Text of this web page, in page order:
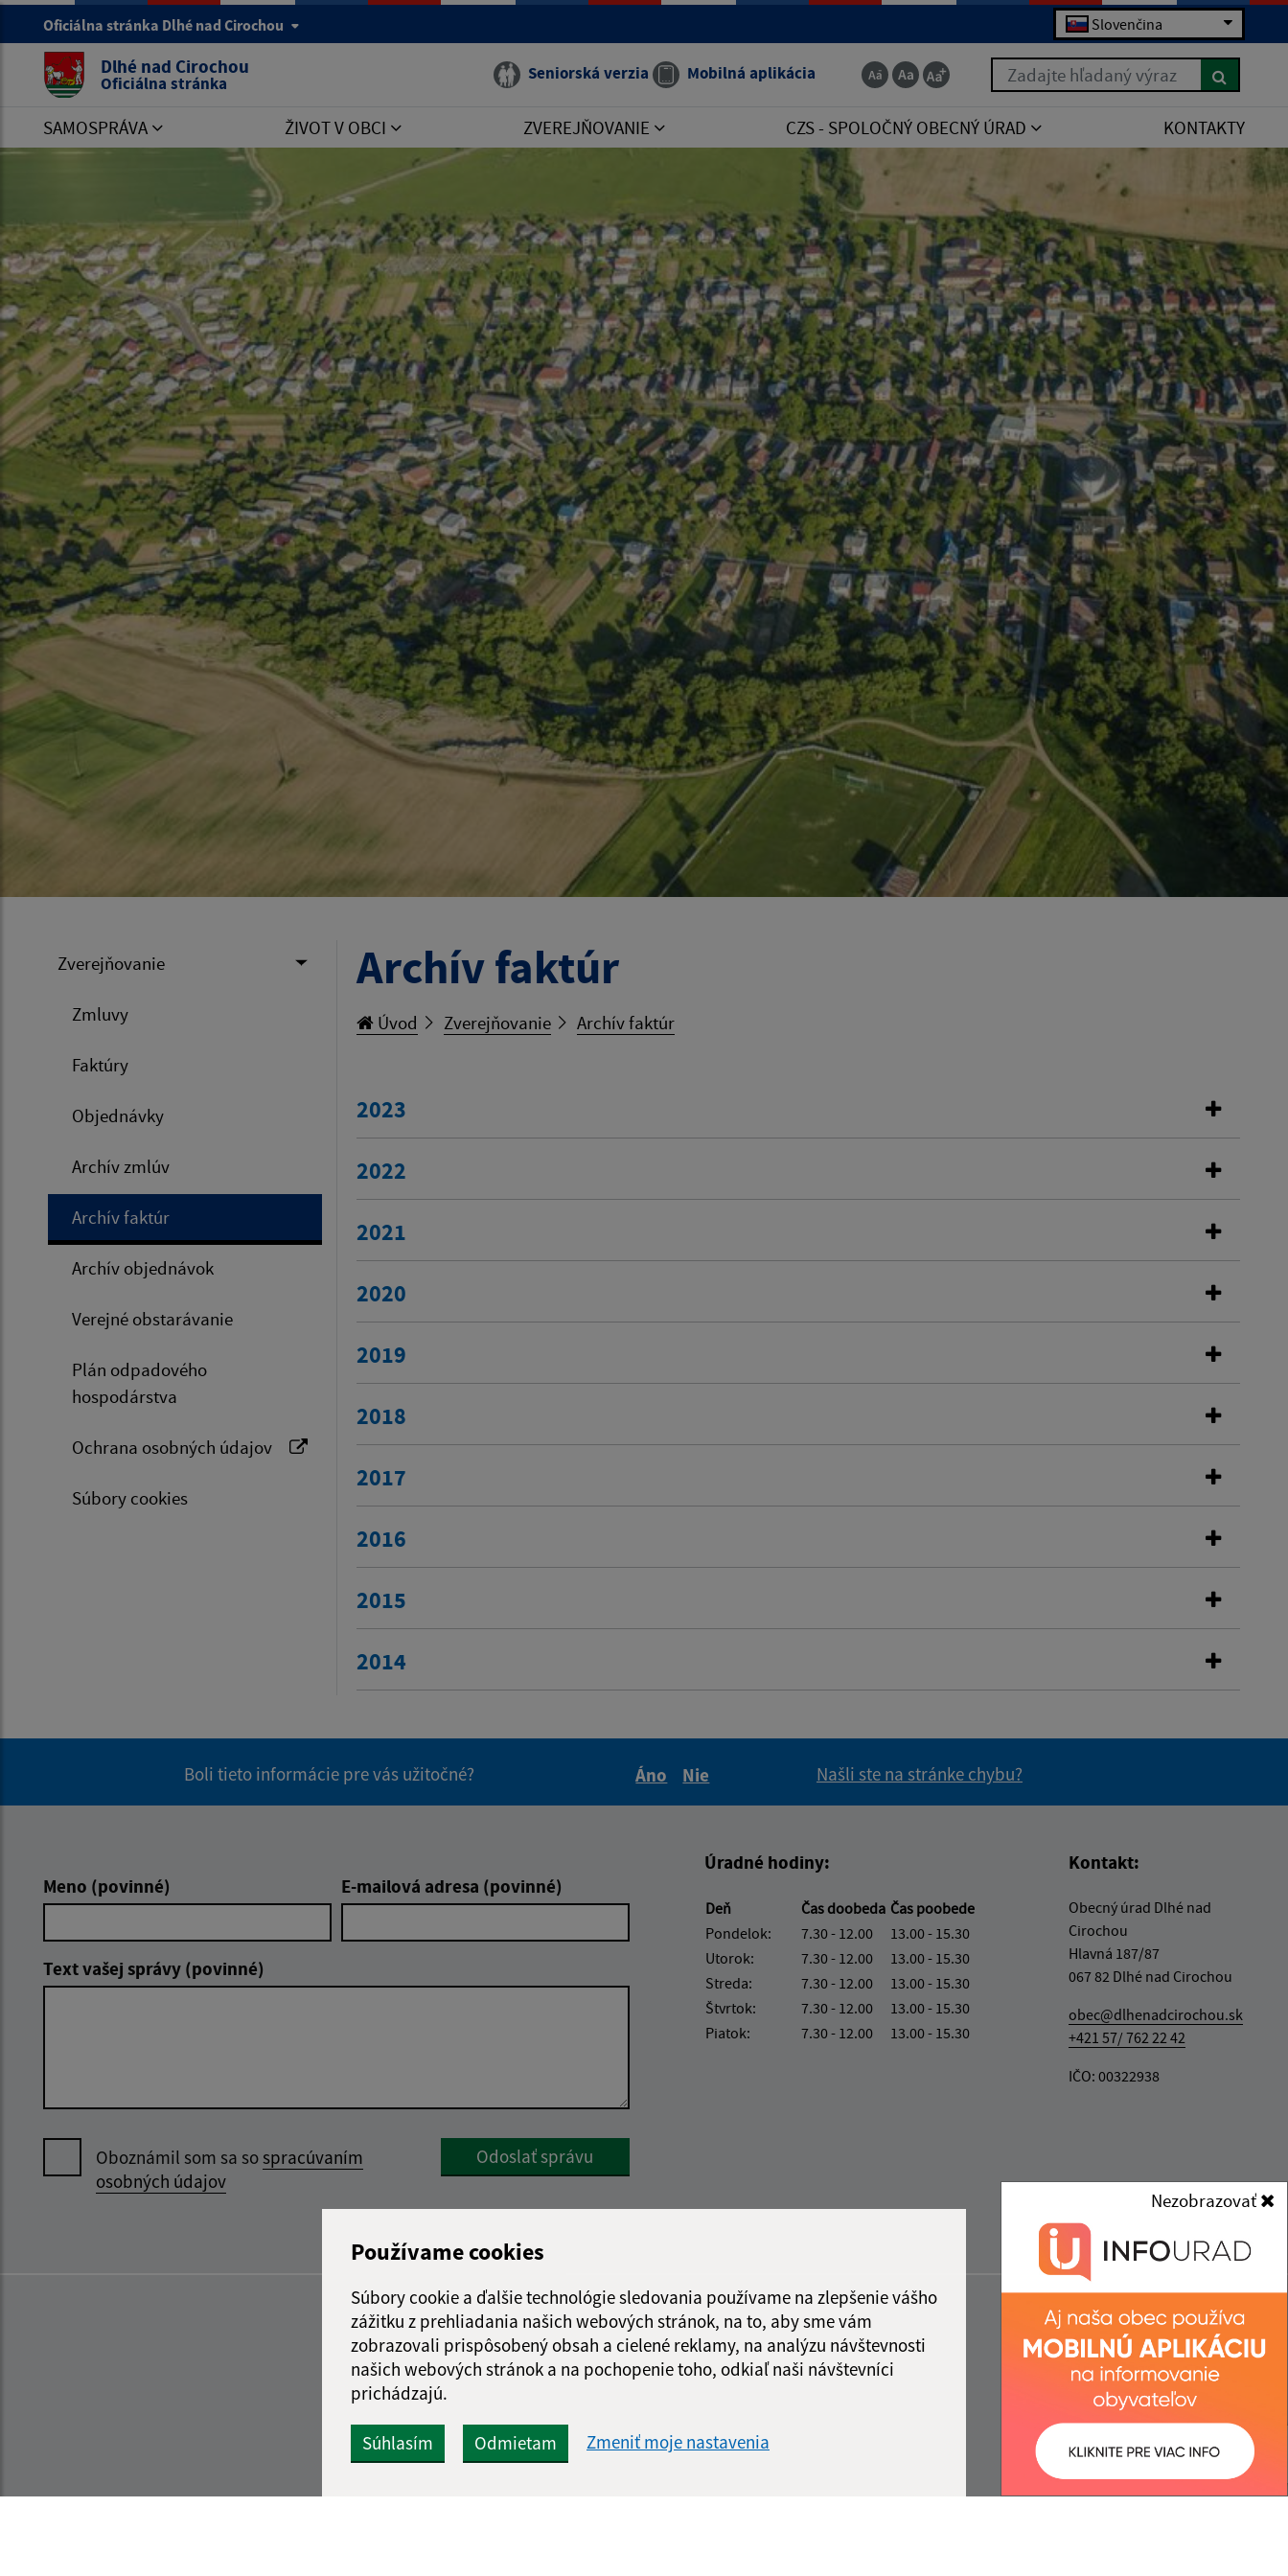
Používame cookies
Súbory cookie a ďalšie technológie sledovania používame na zlepšenie vášho
zážitku z prehliadania našich webových stránok, na to, aby sme vám
zobrazovali prispôsobený obsah a cielené reklamy, na analýzu návštevnosti
našich webových stránok a na pochopenie toho, odkiaľ naši návštevníci
prichádzajú.
Súhlasím Odmietam Zmeniť moje nastavenia
Nezobrazovať
Oficiálna stránka Dlhé nad Cirochou Slovenčina
Dlhé nad Cirochou
Oficiálna stránka Seniorská verzia Mobilná aplikácia Zadajte hľadaný výraz
SAMOSPRÁVA ŽIVOT V OBCI ZVEREJŇOVANIE CZS - SPOLOČNÝ OBECNÝ ÚRAD KONTAKTY
Zverejňovanie
Zmluvy
Faktúry
Objednávky
Archív zmlúv
Archív faktúr
Archív objednávok
Verejné obstarávanie
Plán odpadového
hospodárstva
Ochrana osobných údajov
Súbory cookies
Archív faktúr
Úvod Zverejňovanie Archív faktúr
2023
2022
2021
2020
2019
2018
2017
2016
2015
2014
Boli tieto informácie pre vás užitočné?
Áno
Nie
Našli ste na stránke chybu?
Meno (povinné) E-mailová adresa (povinné)
Text vašej správy (povinné)
Oboznámil som sa sospracúvaním
osobných údajov
Google reCaptcha Response
Odoslať správu
Úradné hodiny:
Deň Čas doobeda Čas poobede
Pondelok:
7.30 - 12.00
13.00 - 15.30
Utorok:
7.30 - 12.00
13.00 - 15.30
Streda:
7.30 - 12.00
13.00 - 15.30
Štvrtok:
7.30 - 12.00
13.00 - 15.30
Piatok:
7.30 - 12.00 13.00 - 15.30
Kontakt:
Obecný úrad Dlhé nad
Cirochou
Hlavná 187/87
067 82 Dlhé nad Cirochou
obec@dlhenadcirochou.sk
+421 57/ 762 22 42
IČO: 00322938